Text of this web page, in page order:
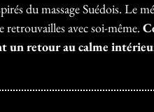
du massage Suédois. Le
retrouvailles avec soi-même.
un retour au calme